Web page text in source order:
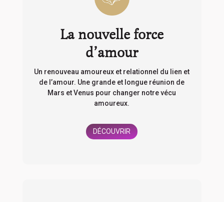
La nouvelle force
d’amour
Un renouveau amoureux et relationnel du lien et
de l’amour. Une grande et longue réunion de
Mars et Venus pour changer notre vécu
amoureux.
DÉCOUVRIR